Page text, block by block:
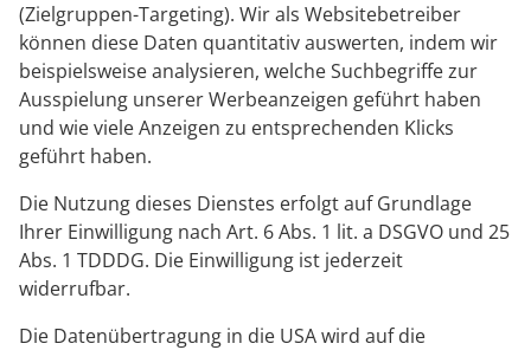
(Zielgruppen-Targeting). Wir als Websitebetreiber
können diese Daten quantitativ auswerten, indem wir
beispielsweise analysieren, welche Suchbegriffe zur
Ausspielung unserer Werbeanzeigen geführt haben
und wie viele Anzeigen zu entsprechenden Klicks
geführt haben.
Die Nutzung dieses Dienstes erfolgt auf Grundlage
Ihrer Einwilligung nach Art. 6 Abs. 1 lit. a DSGVO und 25
Abs. 1 TDDDG. Die Einwilligung ist jederzeit
widerrufbar.
Die Datenübertragung in die USA wird auf die